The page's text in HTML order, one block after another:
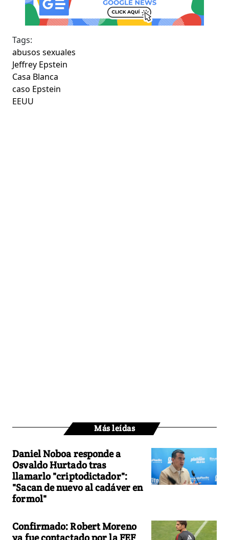
Tags:
abusos sexuales
Jeffrey Epstein
Casa Blanca
caso Epstein
EEUU
Más leídas
Daniel Noboa responde a
Osvaldo Hurtado tras
llamarlo "criptodictador":
"Sacan de nuevo al cadáver en
formol"
Confirmado: Robert Moreno
ya fue contactado por la FEF